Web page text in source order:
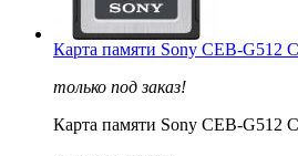
Карта памяти Sony CEB-G512
только под заказ!
Карта памяти Sony CEB-G512